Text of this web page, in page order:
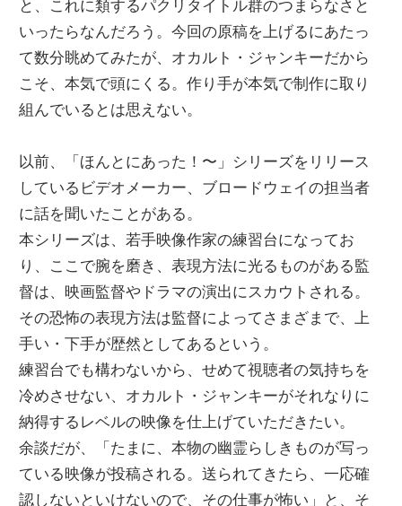
と、これに類するパクリタイトル群のつまらなさと
いったらなんだろう。今回の原稿を上げるにあたっ
て数分眺めてみたが、オカルト・ジャンキーだから
こそ、本気で頭にくる。作り手が本気で制作に取り
組んでいるとは思えない。
以前、「ほんとにあった！〜」シリーズをリリース
しているビデオメーカー、ブロードウェイの担当者
に話を聞いたことがある。
本シリーズは、若手映像作家の練習台になってお
り、ここで腕を磨き、表現方法に光るものがある監
督は、映画監督やドラマの演出にスカウトされる。
その恐怖の表現方法は監督によってさまざまで、上
手い・下手が歴然としてあるという。
練習台でも構わないから、せめて視聴者の気持ちを
冷めさせない、オカルト・ジャンキーがそれなりに
納得するレベルの映像を仕上げていただきたい。
余談だが、「たまに、本物の幽霊らしきものが写っ
ている映像が投稿される。送られてきたら、一応確
認しないといけないので、その仕事が怖い」と、そ